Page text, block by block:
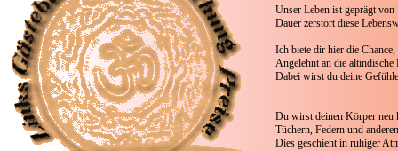
Unser Leben ist geprägt
Dauer zerstört diese
Ich biete dir hier die
Angelehnt an die
Dabei wirst du deine
Du wirst deinen Körper neu
Tüchern, Federn und
Dies geschieht in ruhiger